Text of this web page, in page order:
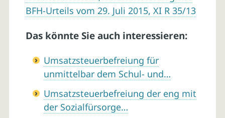
BFH-Urteils vom 29. Juli 2015, XI R 35/13
Das könnte Sie auch interessieren:
Umsatzsteuerbefreiung für
unmittelbar dem Schul- und…
Umsatzsteuerbefreiung der eng mit
der Sozialfürsorge…